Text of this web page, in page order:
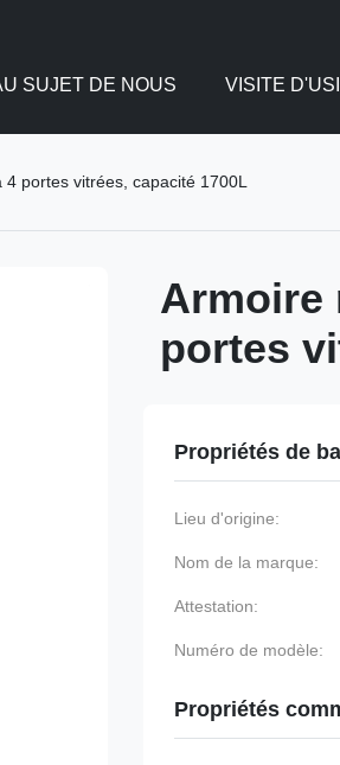
SUJET DE NOUS VISITE
portes vitrées, capacité 1700L
Armoire
portes
Propriétés de
Lieu d'origine:
Nom de la marque:
Attestation:
Numéro de modèle:
Propriétés